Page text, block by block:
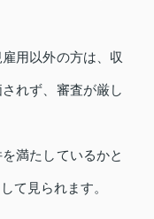
用以外の方は、収
れず、審査が厳し
満たしているかと
て見られます。